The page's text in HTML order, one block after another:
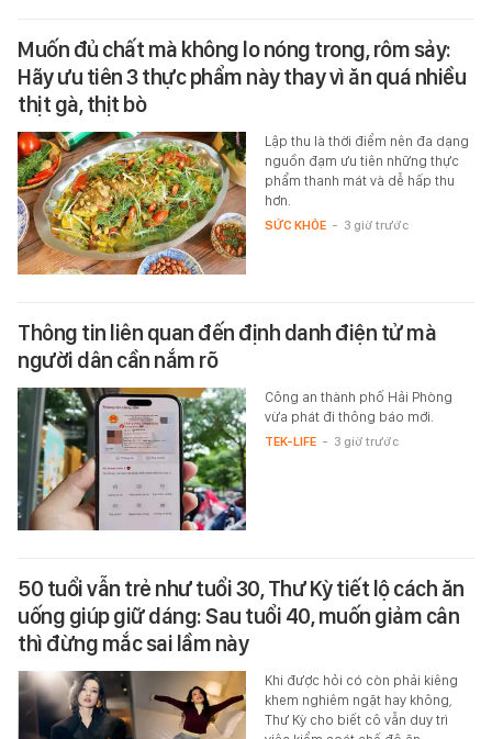
Muốn đủ chất mà không lo nóng trong, rôm sảy:
Hãy ưu tiên 3 thực phẩm này thay vì ăn quá nhiều
thịt gà, thịt bò
Lập thu là thời điểm nên đa dạng
nguồn đạm ưu tiên những thực
phẩm thanh mát và dễ hấp thu
hơn.
SỨC KHỎE - 3 giờ trước
Thông tin liên quan đến định danh điện tử mà
người dân cần nắm rõ
Công an thành phố Hải Phòng
vừa phát đi thông báo mới.
TEK-LIFE - 3 giờ trước
50 tuổi vẫn trẻ như tuổi 30, Thư Kỳ tiết lộ cách ăn
uống giúp giữ dáng: Sau tuổi 40, muốn giảm cân
thì đừng mắc sai lầm này
Khi được hỏi có còn phải kiêng
khem nghiêm ngặt hay không,
Thư Kỳ cho biết cô vẫn duy trì